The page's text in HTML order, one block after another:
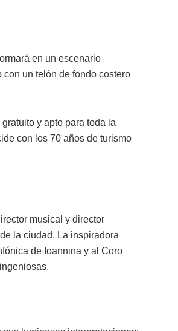
en un escenario
un telón de fondo costero
y apto para toda la
con los 70 años de turismo
musical y director
la ciudad. La inspiradora
de Ioannina y al Coro